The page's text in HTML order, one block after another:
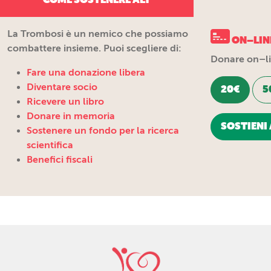
La Trombosi è un nemico che possiamo
combattere insieme. Puoi scegliere di:
Fare una donazione libera
Diventare socio
Ricevere un libro
Donare in memoria
Sostenere un fondo per la ricerca
scientifica
Benefici fiscali
Donare
20€
SOSTIENI